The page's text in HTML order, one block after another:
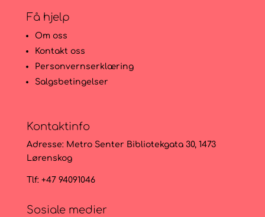
Få hjelp
Om oss
Kontakt oss
Personvernserklæring
Salgsbetingelser
Kontaktinfo
Adresse: Metro Senter Bibliotekgata 30, 1473
Lørenskog
Tlf: +47 94091046
Sosiale medier